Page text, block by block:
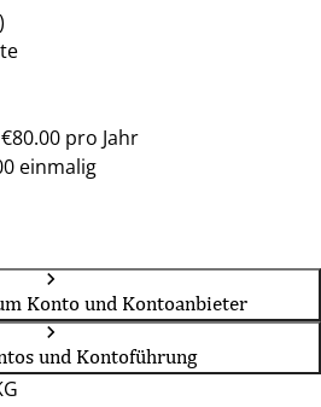
pro Jahr
einmalig
Konto und Kontoanbieter
und Kontoführung